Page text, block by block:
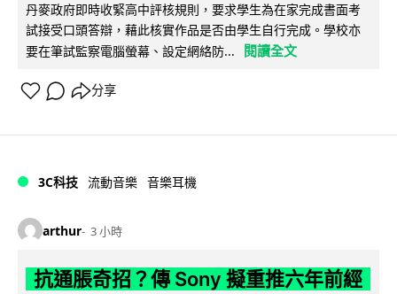
丹麥政府即時收緊高中評核規則，要求學生為在家完成書面考
試接受口頭答辯，藉此核實作品是否由學生自行完成。學校亦
要在筆試監察電腦螢幕、設定網絡防...
閱讀全文
分享
3C科技 流動音樂 音樂耳機
arthur 3 小時
抗通脹奇招？傳 Sony 擬重推六年前經